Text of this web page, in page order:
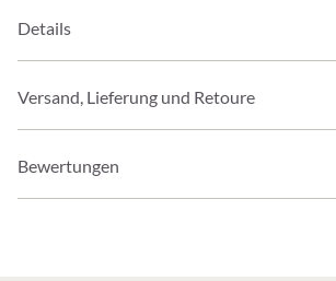
Details
Versand, Lieferung und Retoure
Bewertungen